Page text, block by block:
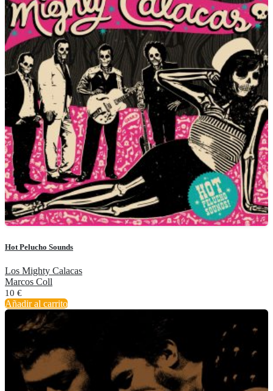
Hot Pelucho Sounds
Los Mighty Calacas
Marcos Coll
10 €
Añadir al carrito